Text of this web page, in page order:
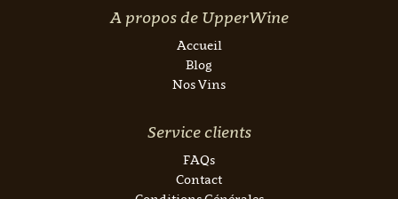
A propos de UpperWine
Accueil
Blog
Nos Vins
Service clients
FAQs
Contact